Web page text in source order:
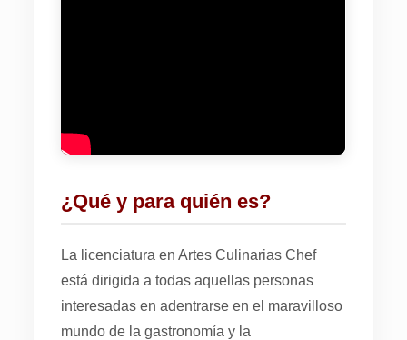
¿Qué y para quién es?
La licenciatura en Artes Culinarias Chef
está dirigida a todas aquellas personas
interesadas en adentrarse en el maravilloso
mundo de la gastronomía y la